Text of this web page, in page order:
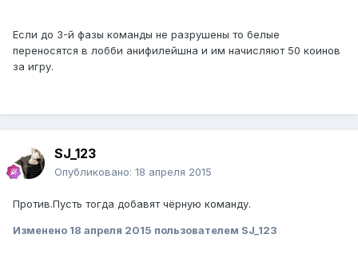
Если до 3-й фазы команды не разрушены то белые
переносятся в лобби анифилейшна и им начисляют 50 коинов
за игру.
SJ_123
Опубликовано: 18 апреля 2015
Против.Пусть тогда добавят чёрную команду.
Изменено 18 апреля 2015 пользователем SJ_123